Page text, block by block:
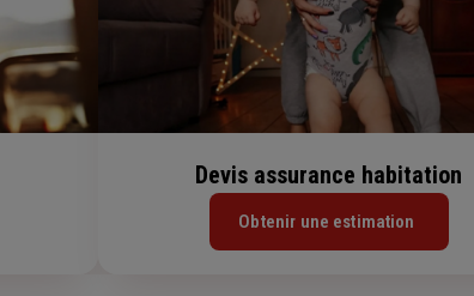
Devis assurance habitation
Obtenir une estimation